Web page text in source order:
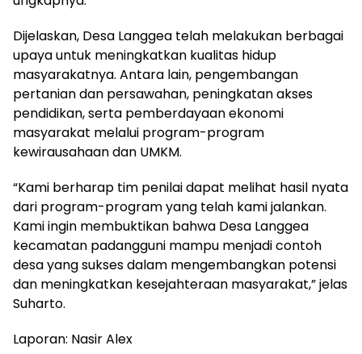
Dijelaskan, Desa Langgea telah melakukan berbagai
upaya untuk meningkatkan kualitas hidup
masyarakatnya. Antara lain, pengembangan
pertanian dan persawahan, peningkatan akses
pendidikan, serta pemberdayaan ekonomi
masyarakat melalui program-program
kewirausahaan dan UMKM.
“Kami berharap tim penilai dapat melihat hasil nyata
dari program-program yang telah kami jalankan.
Kami ingin membuktikan bahwa Desa Langgea
kecamatan padangguni mampu menjadi contoh
desa yang sukses dalam mengembangkan potensi
dan meningkatkan kesejahteraan masyarakat,” jelas
Suharto.
Laporan: Nasir Alex